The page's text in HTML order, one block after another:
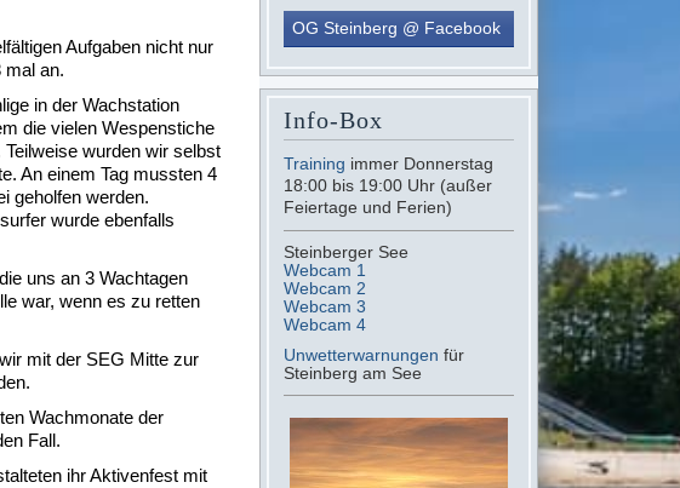
Aufgaben nicht nur
mal an.
in der Wachstation
die vielen Wespenstiche
wurden wir selbst
An einem Tag mussten 4
geholfen werden.
wurde ebenfalls
uns an 3 Wachtagen
war, wenn es zu retten
mit der SEG Mitte zur
Wachmonate der
Fall.
ihr Aktivenfest mit
OG Steinberg @ Facebook
Info-Box
Training immer Donnerstag
18:00 bis 19:00 Uhr (außer
Feiertage und Ferien)
Steinberger See
Webcam 1
Webcam 2
Webcam 3
Webcam 4
Unwetterwarnungen für
Steinberg am See